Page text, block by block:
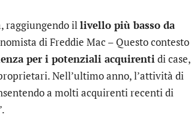
raggiungendo il livello più basso da
di Freddie Mac – Questo contesto
per i potenziali acquirenti di case,
Nell’ultimo anno, l’attività di
a molti acquirenti recenti di